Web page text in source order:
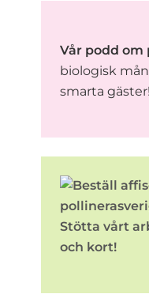
Vår podd
biologisk
smarta gäster!
Stötta vårt
och kort!